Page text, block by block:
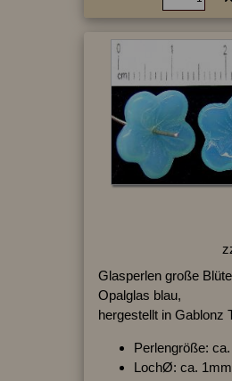
Glasperlen große
Opalglas blau,
hergestellt in Gablonz
Perlengröße:
LochØ: ca. 1mm